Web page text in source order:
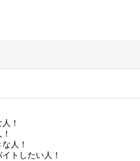
！
人！
トしたい人！